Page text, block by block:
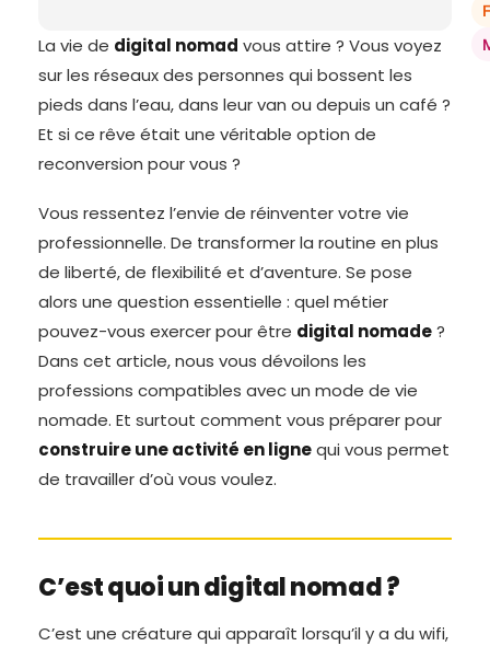
La vie de digital nomad vous attire ? Vous voyez
sur les réseaux des personnes qui bossent les
pieds dans l’eau, dans leur van ou depuis un café ?
Et si ce rêve était une véritable option de
reconversion pour vous ?
Vous ressentez l’envie de réinventer votre vie
professionnelle. De transformer la routine en plus
de liberté, de flexibilité et d’aventure. Se pose
alors une question essentielle : quel métier
pouvez-vous exercer pour être digital nomade?
Dans cet article, nous vous dévoilons les
professions compatibles avec un mode de vie
nomade. Et surtout comment vous préparer pour
construire une activité en lignequi vous permet
de travailler d’où vous voulez.
C’est quoi un digital nomad ?
C’est une créature qui apparaît lorsqu’il y a du wifi,